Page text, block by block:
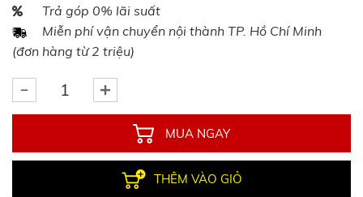
Trả góp 0% lãi suất
Miễn phí vận chuyển nội thành TP. Hồ Chí Minh
(đơn hàng từ 2 triệu)
MUA NGAY
THÊM VÀO GIỎ